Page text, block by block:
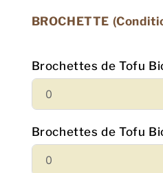
BROCHETTE
Brochettes de Tofu
Brochettes de Tofu